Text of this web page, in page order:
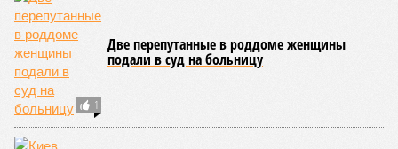
столь насущной?
Алексей Чадаев приводит такой пример:«Стоит задача –
сделать полностью российский моторчик. Ты можешь
выточить ротор и статор, но в России вообще не
производится неодимовая пыль, из которой делаются
магниты». «Запуск такого производства, чтобы оно
было экономически эффективным, – это годы и